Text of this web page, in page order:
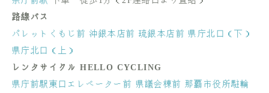
路線バス
パレットくもじ前 沖銀本店前 琉銀本店前 県庁北口（下）
県庁北口（上）
レンタサイクル HELLO CYCLING
県庁前駅東口エレベーター前 県議会棟前 那覇市役所駐輪